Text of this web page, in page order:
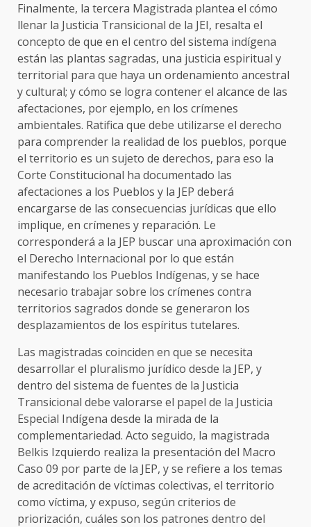
Finalmente, la tercera Magistrada plantea el cómo
llenar la Justicia Transicional de la JEI, resalta el
concepto de que en el centro del sistema indígena
están las plantas sagradas, una justicia espiritual y
territorial para que haya un ordenamiento ancestral
y cultural; y cómo se logra contener el alcance de las
afectaciones, por ejemplo, en los crímenes
ambientales. Ratifica que debe utilizarse el derecho
para comprender la realidad de los pueblos, porque
el territorio es un sujeto de derechos, para eso la
Corte Constitucional ha documentado las
afectaciones a los Pueblos y la JEP deberá
encargarse de las consecuencias jurídicas que ello
implique, en crímenes y reparación. Le
corresponderá a la JEP buscar una aproximación con
el Derecho Internacional por lo que están
manifestando los Pueblos Indígenas, y se hace
necesario trabajar sobre los crímenes contra
territorios sagrados donde se generaron los
desplazamientos de los espíritus tutelares.
Las magistradas coinciden en que se necesita
desarrollar el pluralismo jurídico desde la JEP, y
dentro del sistema de fuentes de la Justicia
Transicional debe valorarse el papel de la Justicia
Especial Indígena desde la mirada de la
complementariedad. Acto seguido, la magistrada
Belkis Izquierdo realiza la presentación del Macro
Caso 09 por parte de la JEP, y se refiere a los temas
de acreditación de víctimas colectivas, el territorio
como víctima, y expuso, según criterios de
priorización, cuáles son los patrones dentro del